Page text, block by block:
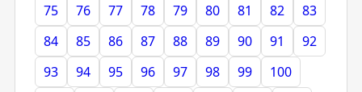
75
76 77 78 79 80 81 82
83
84
85 86 87 88 89 90 91
92
93
94 95 96 97 98 99
100